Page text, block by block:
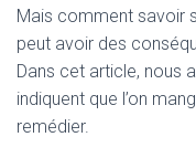
Mais comment savoir
peut avoir des
Dans cet article, nous
indiquent que l’on
remédier.